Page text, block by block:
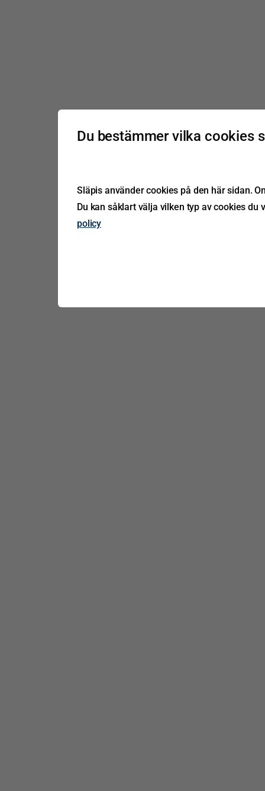
Du bestämmer vilka cookies
Släpis använder cookies på den här sidan.
Du kan såklart välja vilken typ av cookies
policy